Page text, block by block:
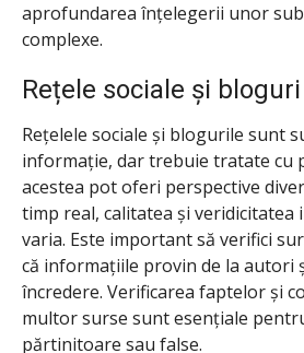
aprofundarea înțelegerii unor
complexe.
Rețele sociale și bloguri
Rețelele sociale și blogurile sunt
informație, dar trebuie tratate cu
acestea pot oferi perspective
timp real, calitatea și
varia. Este important să verifici
că informațiile provin de la autori
încredere. Verificarea faptelor și
multor surse sunt esențiale
părtinitoare sau false.